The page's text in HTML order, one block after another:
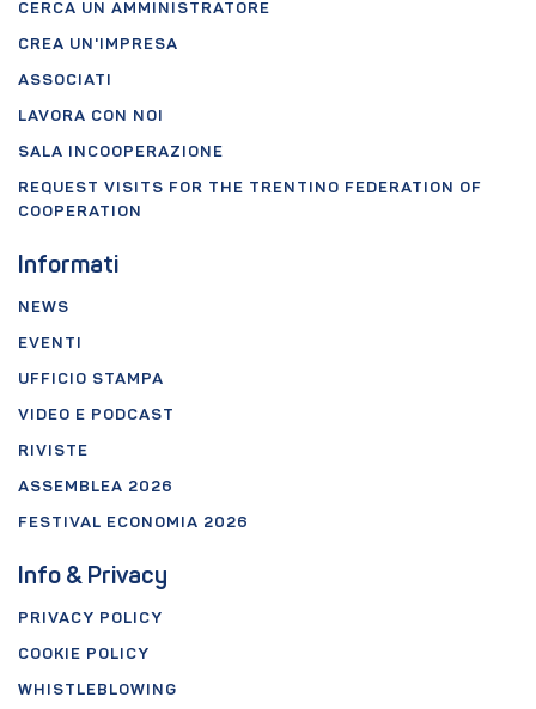
CERCA UN AMMINISTRATORE
CREA UN'IMPRESA
ASSOCIATI
LAVORA CON NOI
SALA INCOOPERAZIONE
REQUEST VISITS FOR THE TRENTINO FEDERATION OF
COOPERATION
Informati
NEWS
EVENTI
UFFICIO STAMPA
VIDEO E PODCAST
RIVISTE
ASSEMBLEA 2026
FESTIVAL ECONOMIA 2026
Info & Privacy
PRIVACY POLICY
COOKIE POLICY
WHISTLEBLOWING